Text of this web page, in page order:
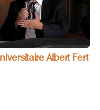
Albert Fert